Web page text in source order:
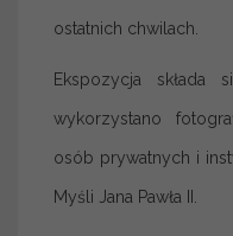
ostatnich chwilach.
Ekspozycja
wykorzystano
osób prywatnych i
Myśli Jana Pawła II.